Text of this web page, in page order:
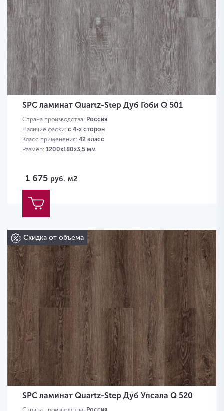
SPC ламинат Quartz-Step Дуб Гоби Q 501
Страна производства: Россия
Наличие фаски: с 4-х сторон
Класс применения: 42 класс
Размер: 1200х180х3,5 мм
1 675 руб. м2
Скидка от объема
SPC ламинат Quartz-Step Дуб Упсала Q 520